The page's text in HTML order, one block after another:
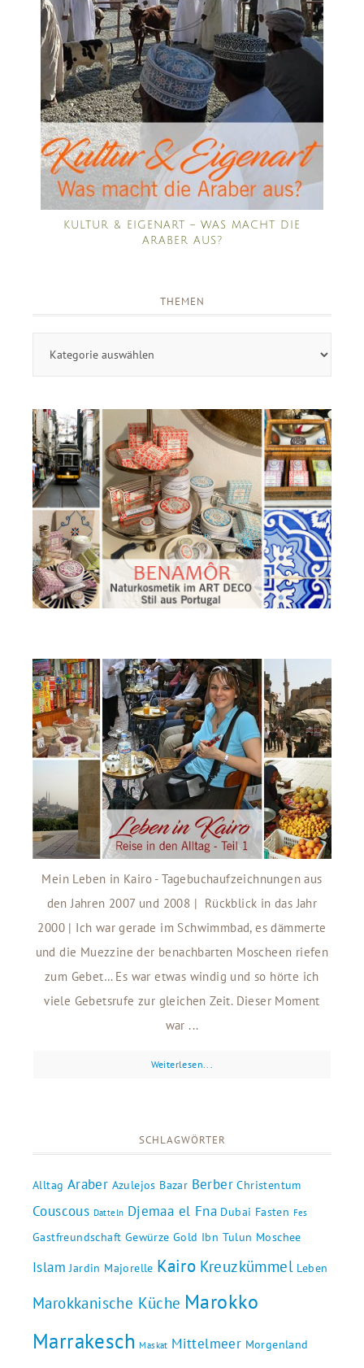
KULTUR & EIGENART – WAS MACHT DIE
ARABER AUS?
THEMEN
Mein Leben in Kairo - Tagebuchaufzeichnungen aus
den Jahren 2007 und 2008 | Rückblick in das Jahr
2000 | Ich war gerade im Schwimmbad, es dämmerte
und die Muezzine der benachbarten Moscheen riefen
zum Gebet… Es war etwas windig und so hörte ich
viele Gebetsrufe zur gleichen Zeit. Dieser Moment
war ...
Weiterlesen...
SCHLAGWÖRTER
Alltag Araber Azulejos Bazar Berber Christentum
Couscous Datteln Djemaa el Fna Dubai Fasten Fes
Gastfreundschaft Gewürze Gold Ibn Tulun Moschee
Islam Jardin Majorelle Kairo Kreuzkümmel Leben
Marokkanische Küche Marokko
Marrakesch Maskat Mittelmeer Morgenland